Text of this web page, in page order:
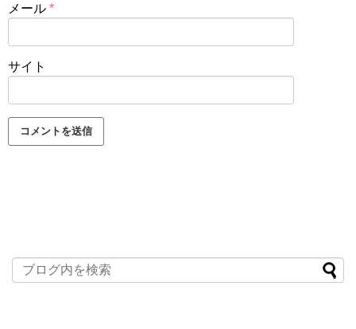
メール *
サイト